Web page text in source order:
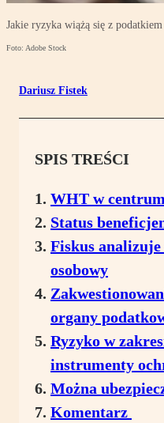
Jakie ryzyka wiążą się z
Foto: Adobe Stock
Dariusz Fistek
SPIS TREŚCI
WHT w
Status
Fiskus
osobowy
organy
Ryzyko w
instrumenty
Można
Komentarz